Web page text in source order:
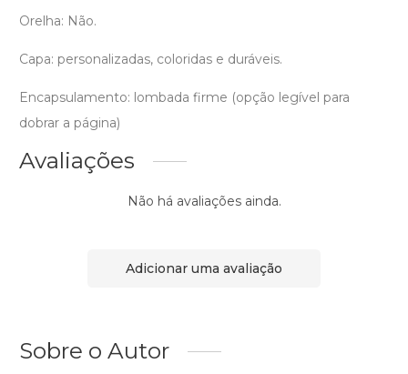
Orelha: Não.
Capa: personalizadas, coloridas e duráveis.
Encapsulamento: lombada firme (opção legível para
dobrar a página)
Avaliações
Não há avaliações ainda.
Adicionar uma avaliação
Sobre o Autor